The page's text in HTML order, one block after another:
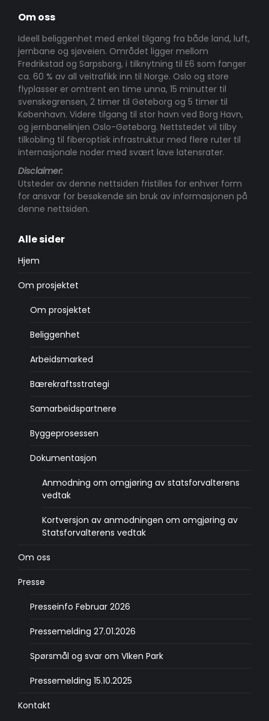
opens
in
new
window
opens
in
new
window
Om oss
Ideell beliggenhet med enkel tilgang fra både land, luft,
jernbane og sjøveien. Området ligger mellom
Fredrikstad og Sarpsborg, i tilknytning til E6 som fanger
ca. 60 % av all veitrafikk inn til Norge. Oslo og store
flyplasser er omtrent en time unna, 15 minutter til
svenskegrensen, 2 timer til Gøteborg og 5 timer til
København. Videre tilgang til stor havn ved Borg Havn,
og jernbanelinjen Oslo-Gøteborg. Nettstedet vil tilby
tilkobling til fiberoptisk infrastruktur med flere ruter til
internasjonale noder med svært lave latensrater.
Disclaimer:
Utsteder av denne nettsiden fristilles for enhver form
for ansvar for besøkende sin bruk av informasjonen på
denne nettsiden.
Alle sider
Hjem
Om prosjektet
Om prosjektet
Beliggenhet
Arbeidsmarked
Bærekraftsstrategi
Samarbeidspartnere
Byggeprosessen
Dokumentasjon
Anmodning om omgjøring av statsforvalterens
vedtak
Kortversjon av anmodningen om omgjøring av
Statsforvalterens vedtak
Om oss
Presse
Presseinfo Februar 2026
Pressemelding 27.01.2026
Spørsmål og svar om VIken Park
Pressemelding 15.10.2025
Kontakt